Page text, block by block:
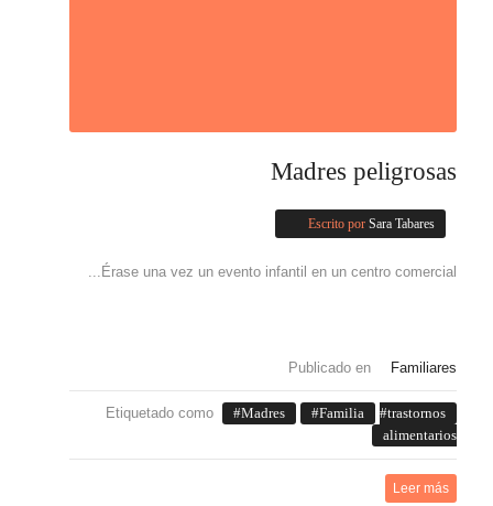
Madres peligrosas
Escrito por Sara Tabares
Érase una vez un evento infantil en un centro comercial...
Publicado en Familiares
Etiquetado como Madres Familia
trastornos
alimentarios
Leer más